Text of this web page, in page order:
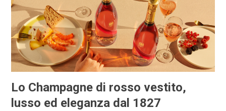
Lo Champagne di rosso vestito,
lusso ed eleganza dal 1827